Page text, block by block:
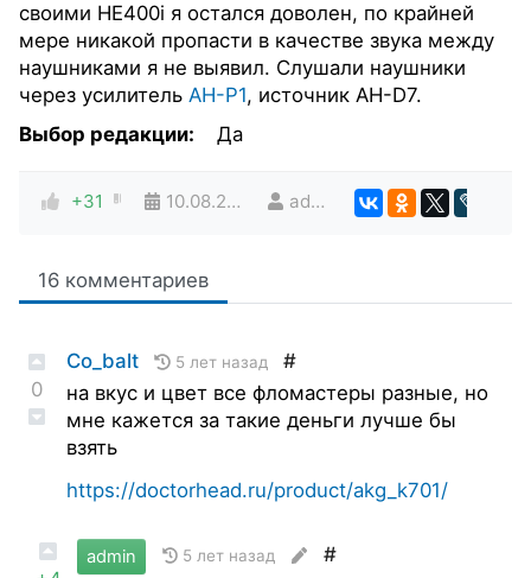
своими HE400i я остался доволен, по крайней
мере никакой пропасти в качестве звука между
наушниками я не выявил. Слушали наушники
через усилитель AH-P1, источник AH-D7.
Выбор редакции:
Да
+31 10.08.2020 admin
16 комментариев
0
Co_balt 5 лет назад
#
на вкус и цвет все фломастеры разные, но
мне кажется за такие деньги лучше бы
взять
https://doctorhead.ru/product/akg_k701/
admin 5 лет назад
#